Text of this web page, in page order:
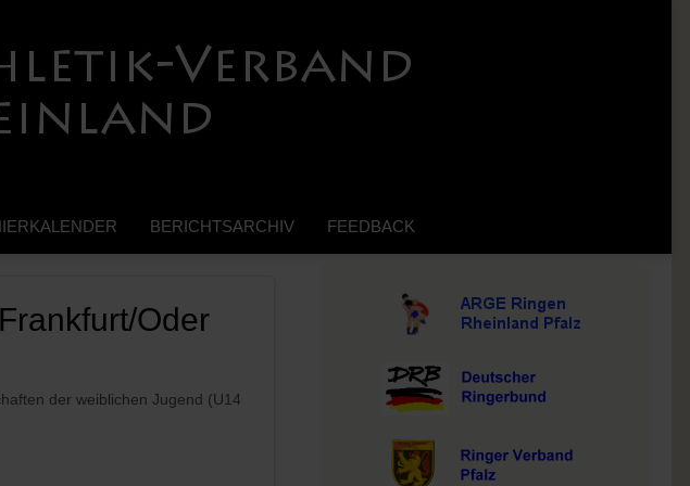
BERICHTSARCHIV FEEDBACK
Oder
der weiblichen Jugend (U14